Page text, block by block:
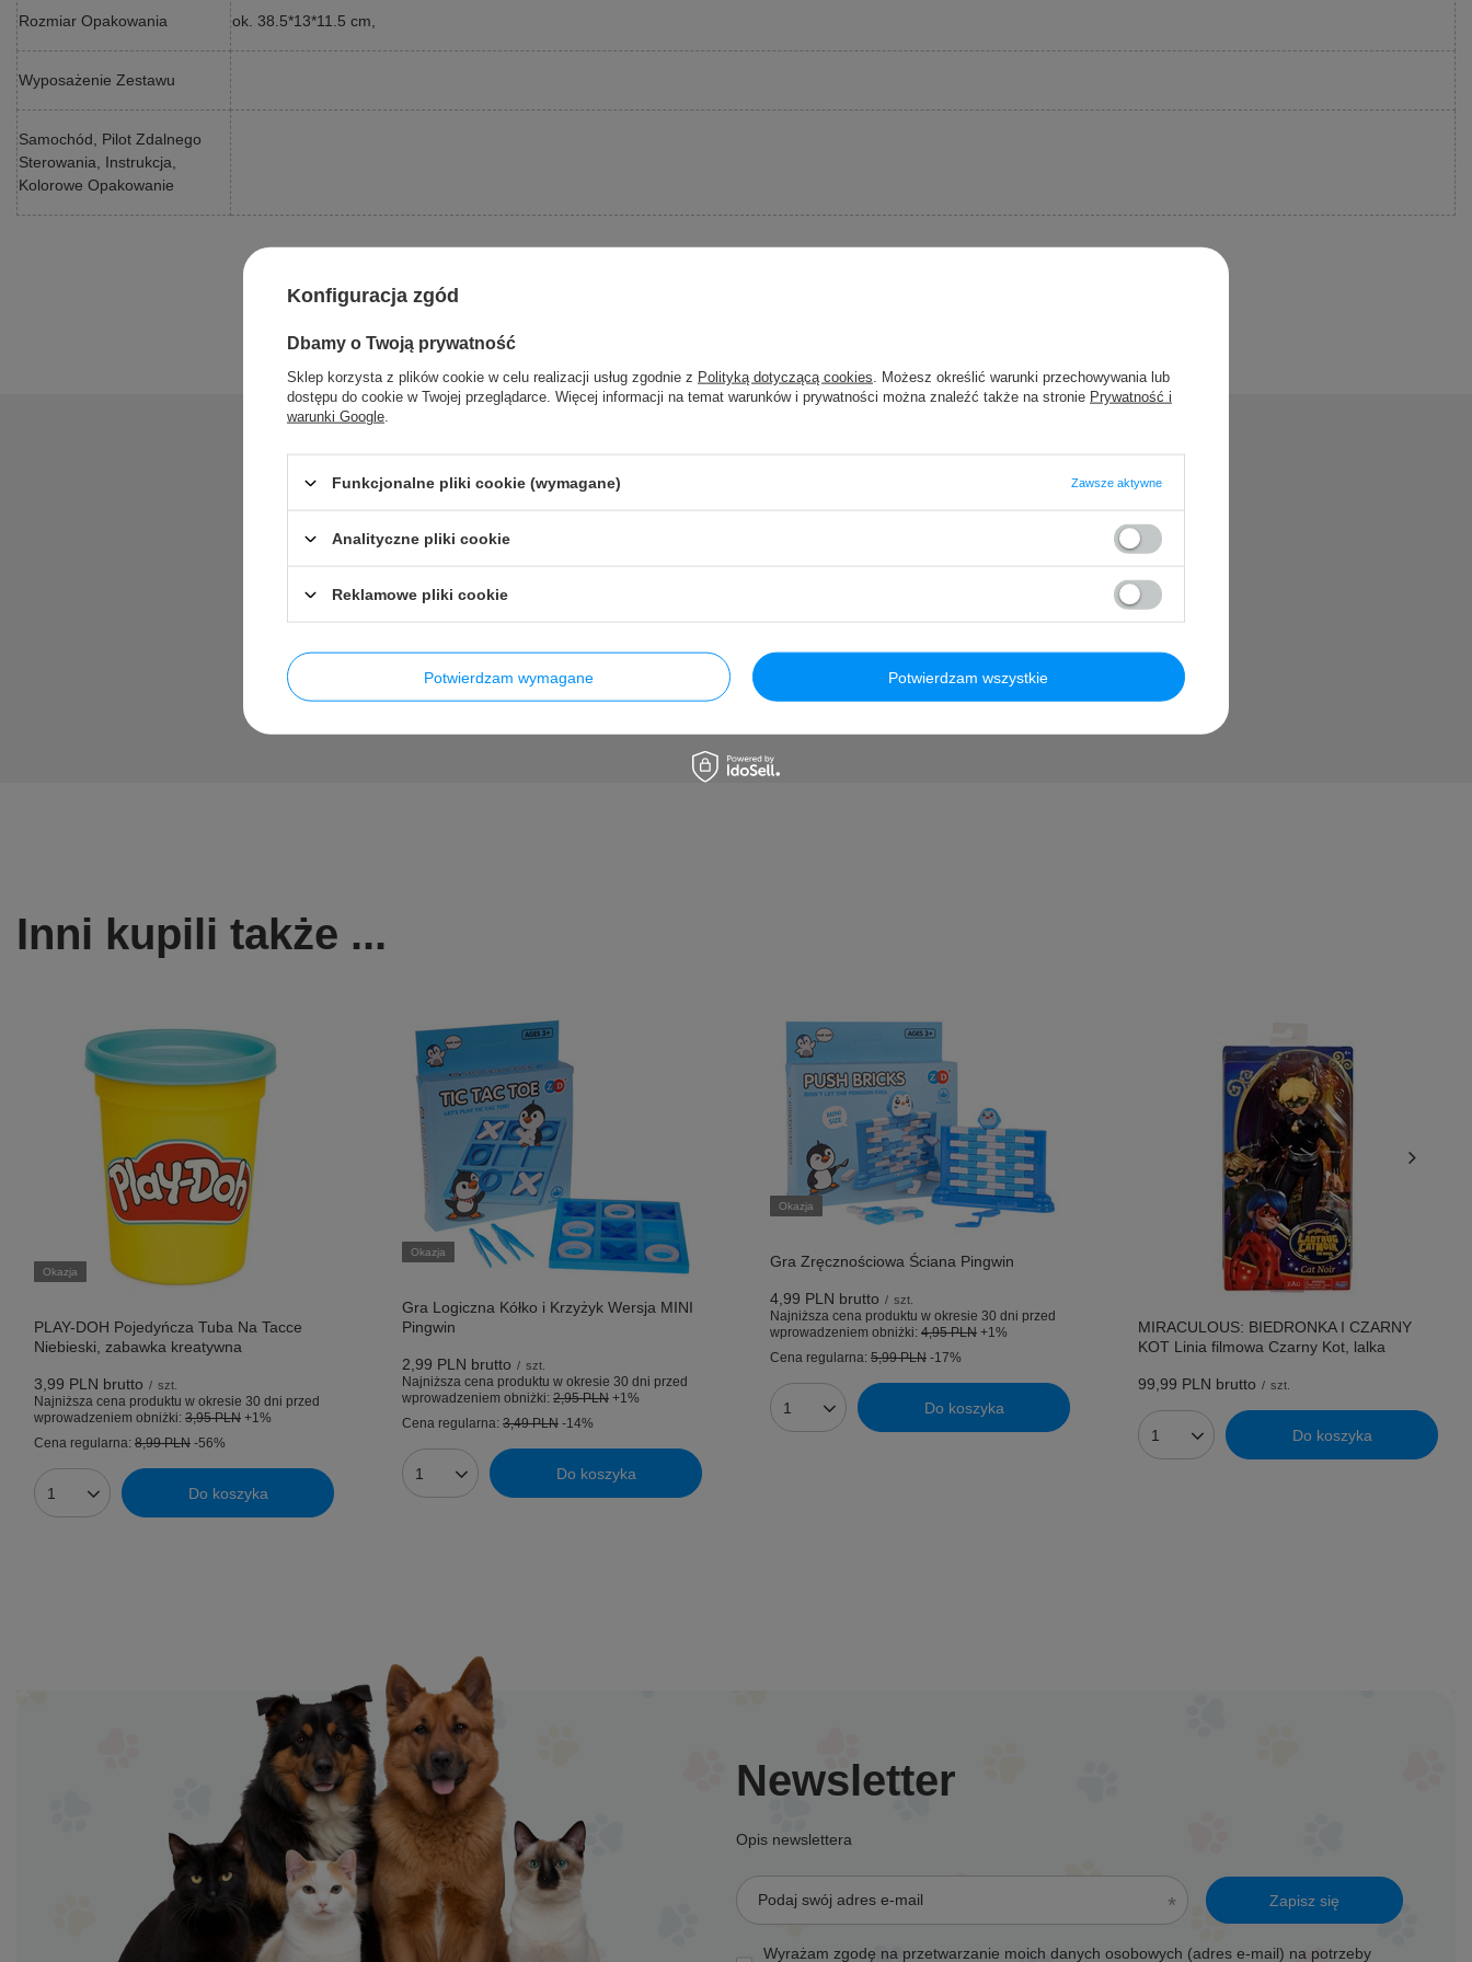
Rozmiar Opakowania ok. 38.5*13*11.5 cm,
Wyposażenie Zestawu
Samochód, Pilot Zdalnego
Sterowania, Instrukcja,
Kolorowe Opakowanie
Zadaj pytanie
Inni kupili także ...
Okazja
PLAY-DOH Pojedyńcza Tuba Na Tacce
Niebieski, zabawka kreatywna
3,99 PLN brutto / szt.
Najniższa cena produktu w okresie 30 dni przed
wprowadzeniem obniżki: 3,95 PLN +1%
Cena regularna: 8,99 PLN -56%
Ilość produktów Do koszyka
Okazja
Gra Logiczna Kółko i Krzyżyk Wersja MINI
Pingwin
2,99 PLN brutto / szt.
Najniższa cena produktu w okresie 30 dni przed
wprowadzeniem obniżki: 2,95 PLN +1%
Cena regularna: 3,49 PLN -14%
Ilość produktów Do koszyka
Okazja
Gra Zręcznościowa Ściana Pingwin
4,99 PLN brutto / szt.
Najniższa cena produktu w okresie 30 dni przed
wprowadzeniem obniżki: 4,95 PLN +1%
Cena regularna: 5,99 PLN -17%
Ilość produktów Do koszyka
MIRACULOUS: BIEDRONKA I CZARNY
KOT Linia filmowa Czarny Kot, lalka
99,99 PLN brutto / szt.
Ilość produktów Do koszyka
Newsletter
Opis newslettera
Podaj swój adres e-mail
Wyrażam zgodę na przetwarzanie moich danych osobowych (adres e-mail) na potrzeby
Zapisz się
Konfiguracja zgód
Dbamy o Twoją prywatność
Sklep korzysta z plików cookie w celu realizacji usług zgodnie z Polityką dotyczącą cookies . Możesz określić warunki przechowywania lub
dostępu do cookie w Twojej przeglądarce. Więcej informacji na temat warunków i prywatności można znaleźć także na stronie Prywatność i
warunki Google
Funkcjonalne pliki cookie (wymagane) Zawsze aktywne
Analityczne pliki cookie
Reklamowe pliki cookie
Potwierdzam wymagane Potwierdzam wszystkie